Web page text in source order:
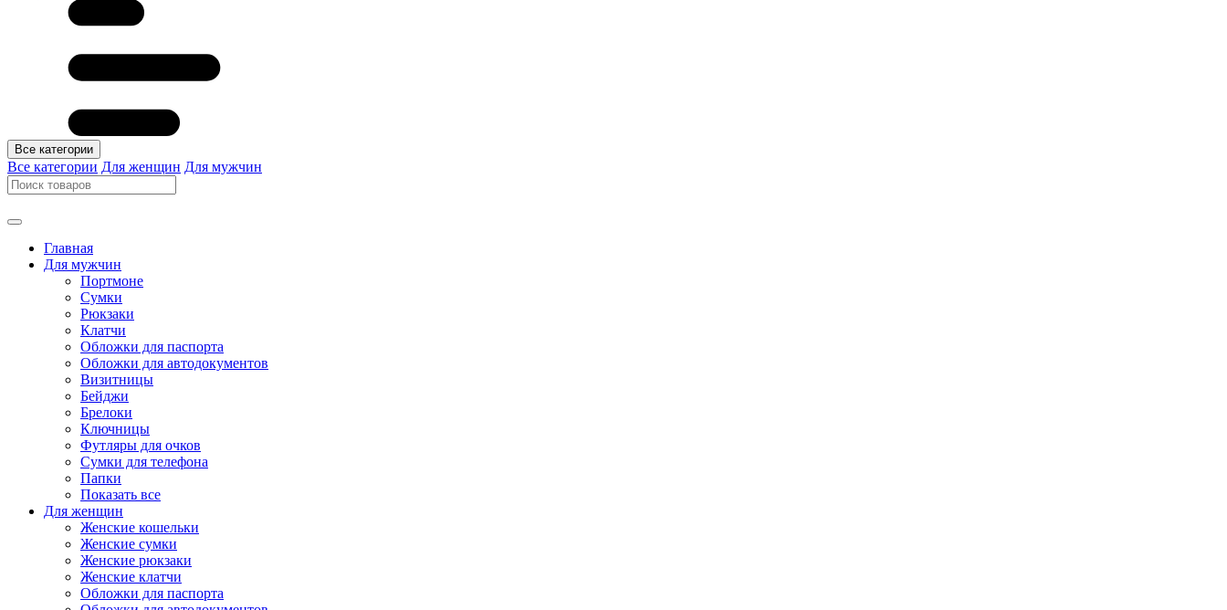
Все категории
Все категории Для женщин Для мужчин
Главная
Для мужчин
Портмоне
Сумки
Рюкзаки
Клатчи
Обложки для паспорта
Обложки для автодокументов
Визитницы
Бейджи
Брелоки
Ключницы
Футляры для очков
Сумки для телефона
Папки
Показать все
Для женщин
Женские кошельки
Женские сумки
Женские рюкзаки
Женские клатчи
Обложки для паспорта